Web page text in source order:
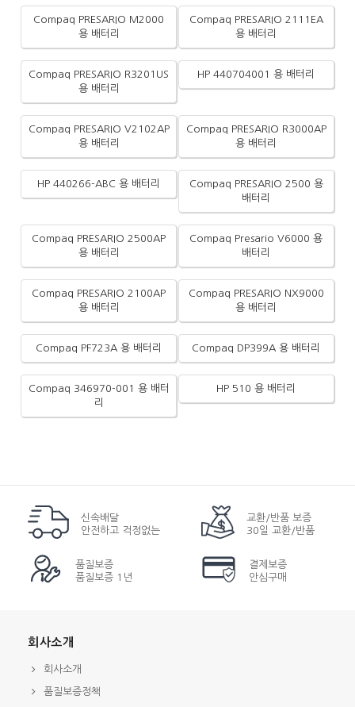
Compaq PRESARIO M2000
용 배터리
Compaq PRESARIO 2111EA
용 배터리
Compaq PRESARIO R3201US
용 배터리
HP 440704001 용 배터리
Compaq PRESARIO V2102AP
용 배터리
Compaq PRESARIO R3000AP
용 배터리
HP 440266-ABC 용 배터리
Compaq PRESARIO 2500 용
배터리
Compaq PRESARIO 2500AP
용 배터리
Compaq Presario V6000 용
배터리
Compaq PRESARIO 2100AP
용 배터리
Compaq PRESARIO NX9000
용 배터리
Compaq PF723A 용 배터리 Compaq DP399A 용 배터리
Compaq 346970-001 용 배터
리
HP 510 용 배터리
신속배달
안전하고 걱정없는
교환/반품 보증
30일 교환/반품
품질보증
품질보증 1년
결제보증
안심구매
회사소개
회사소개
품질보증정책